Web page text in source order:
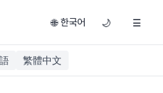
🌐 한국어 🌙 ☰
繁體中文